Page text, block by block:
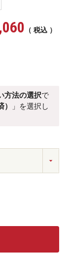
税込
方法の選択で
」を選択し